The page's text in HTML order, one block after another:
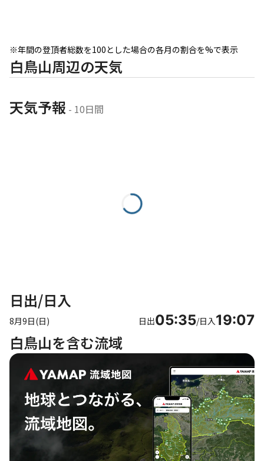
※年間の登頂者総数を100とした場合の各月の割合を%で表示
白鳥山周辺の天気
天気予報 - 10日間
日出/日入
8月9日(日) 日出05:35/日入19:07
白鳥山を含む流域